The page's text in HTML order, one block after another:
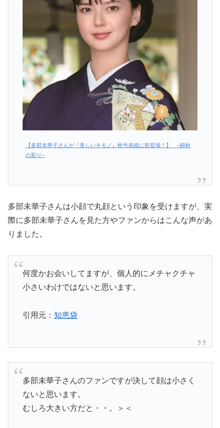
【多部未華子さんが『美しいキモノ』秋号表紙に初登場！】 –錦秋
の彩り–
多部未華子さんは小顔で丸顔という印象を受けますが、実
際に多部未華子さんを見た方やファンからはこんな声があ
りました。
何度かお会いしてますが、個人的にメチャクチャ
小さいわけではないと思います。
引用元： 知恵袋
多部未華子さんのファンですが決して顔は小さく
ないと思います。
むしろ大きい方だと・・。＞＜